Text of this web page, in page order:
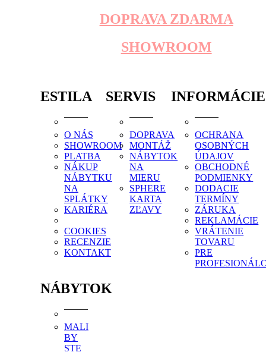
DOPRAVA ZDARMA
SHOWROOM
ESTILA
O NÁS
SHOWROOM
PLATBA
NÁKUP
NÁBYTKU
NA
SPLÁTKY
KARIÉRA
COOKIES
RECENZIE
KONTAKT
SERVIS
DOPRAVA
MONTÁŽ
NÁBYTOK
NA
MIERU
SPHERE
KARTA
ZĽAVY
INFORMÁCIE
OCHRANA
OSOBNÝCH
ÚDAJOV
OBCHODNÉ
PODMIENKY
DODACIE
TERMÍNY
ZÁRUKA
REKLAMÁCIE
VRÁTENIE
TOVARU
PRE
NÁBYTOK
MALI
BY
STE